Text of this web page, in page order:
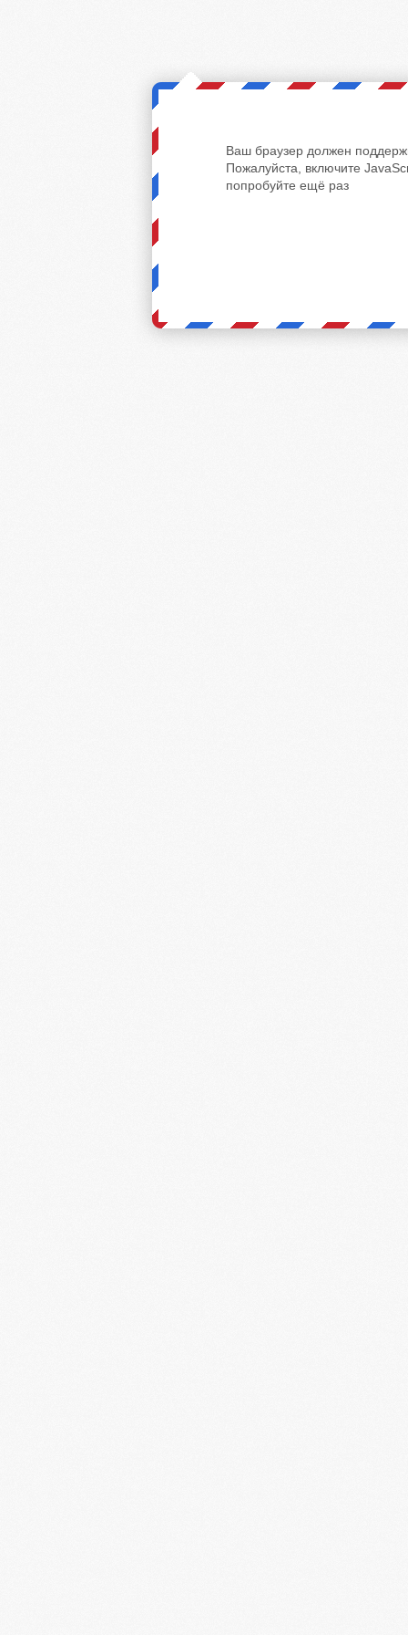
Ваш браузер должен
Пожалуйста, включите
попробуйте ещё раз